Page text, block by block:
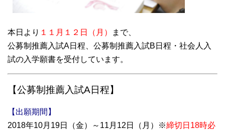
在校生専用
本日より １１月１２日（月）
まで、
公募制推薦入試A日程、公募制推薦入試B日程・社会人入
試の入学願書を受付しています。
【公募制推薦入試A日程】
【出願期間】
2018年10月19日（金）～11月12日（月）※締切日18時必